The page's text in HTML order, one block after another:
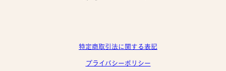
特定商取引法に関する表記
プライバシーポリシー